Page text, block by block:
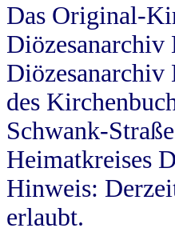
Das Original-
des
Schwank-
Heimatkreises
Hinweis:
erlaubt.